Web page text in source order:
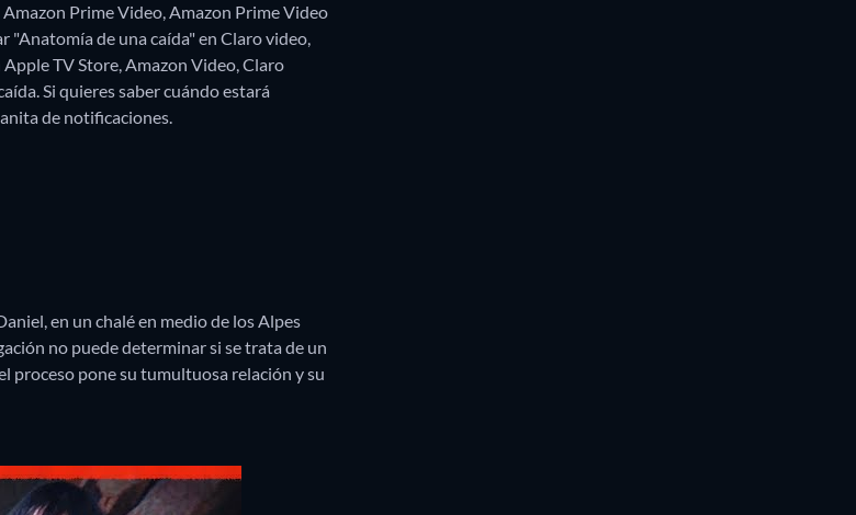
Prime Video, Amazon Prime Video
"Anatomía de una caída" en Claro video,
TV Store, Amazon Video, Claro
Si quieres saber cuándo estará
de notificaciones.
en un chalé en medio de los Alpes
no puede determinar si se trata de un
proceso pone su tumultuosa relación y su